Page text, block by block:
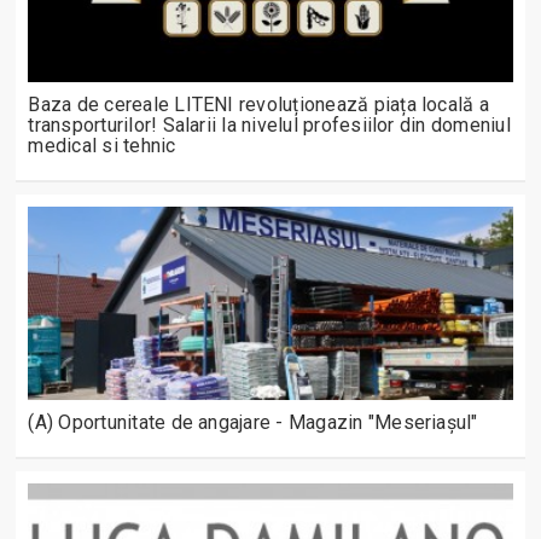
Baza de cereale LITENI revoluționează piața locală a
transporturilor! Salarii la nivelul profesiilor din domeniul
medical si tehnic
(A) Oportunitate de angajare - Magazin "Meseriașul"